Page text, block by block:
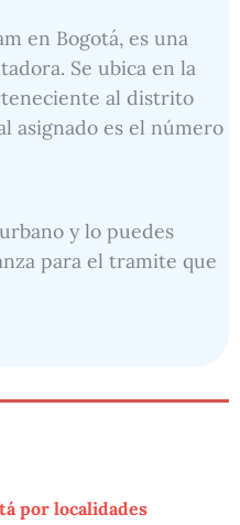
en Bogotá, es una
Se ubica en la
al distrito
asignado es el número
y lo puedes
para el tramite que
por localidades